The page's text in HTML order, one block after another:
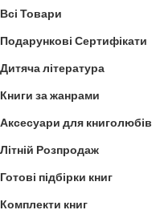
Всі Товари
Подарункові Сертифікати
Дитяча література
Книги за жанрами
Аксесуари для книголюбів
Літній Розпродаж
Готові підбірки книг
Комплекти книг